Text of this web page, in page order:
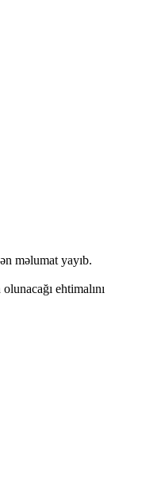
məlumat yayıb.
ehtimalını